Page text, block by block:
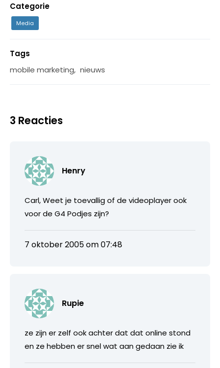
Categorie
Media
Tags
mobile marketing, nieuws
3 Reacties
Henry
Carl, Weet je toevallig of de videoplayer ook
voor de G4 Podjes zijn?
7 oktober 2005 om 07:48
Rupie
ze zijn er zelf ook achter dat dat online stond
en ze hebben er snel wat aan gedaan zie ik